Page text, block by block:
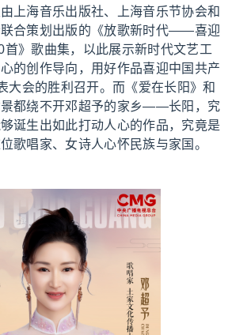
上海音乐出版社、上海音乐节协会和
联合策划出版的《放歌新时代——喜迎
首》歌曲集，以此展示新时代文艺工
的创作导向，用好作品喜迎中国共产
大会的胜利召开。而《爱在长阳》和
景都绕不开邓超予的家乡——长阳，究
诞生出如此打动人心的作品，究竟是
歌唱家、女诗人心怀民族与家国。